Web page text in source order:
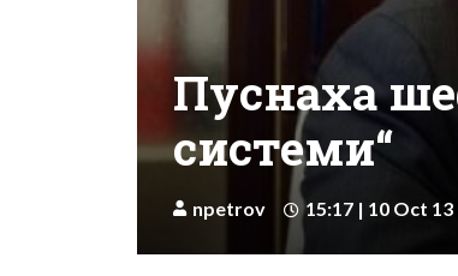
Пуснаха
системи“
npetrov 15:17 | 10 Oct 13